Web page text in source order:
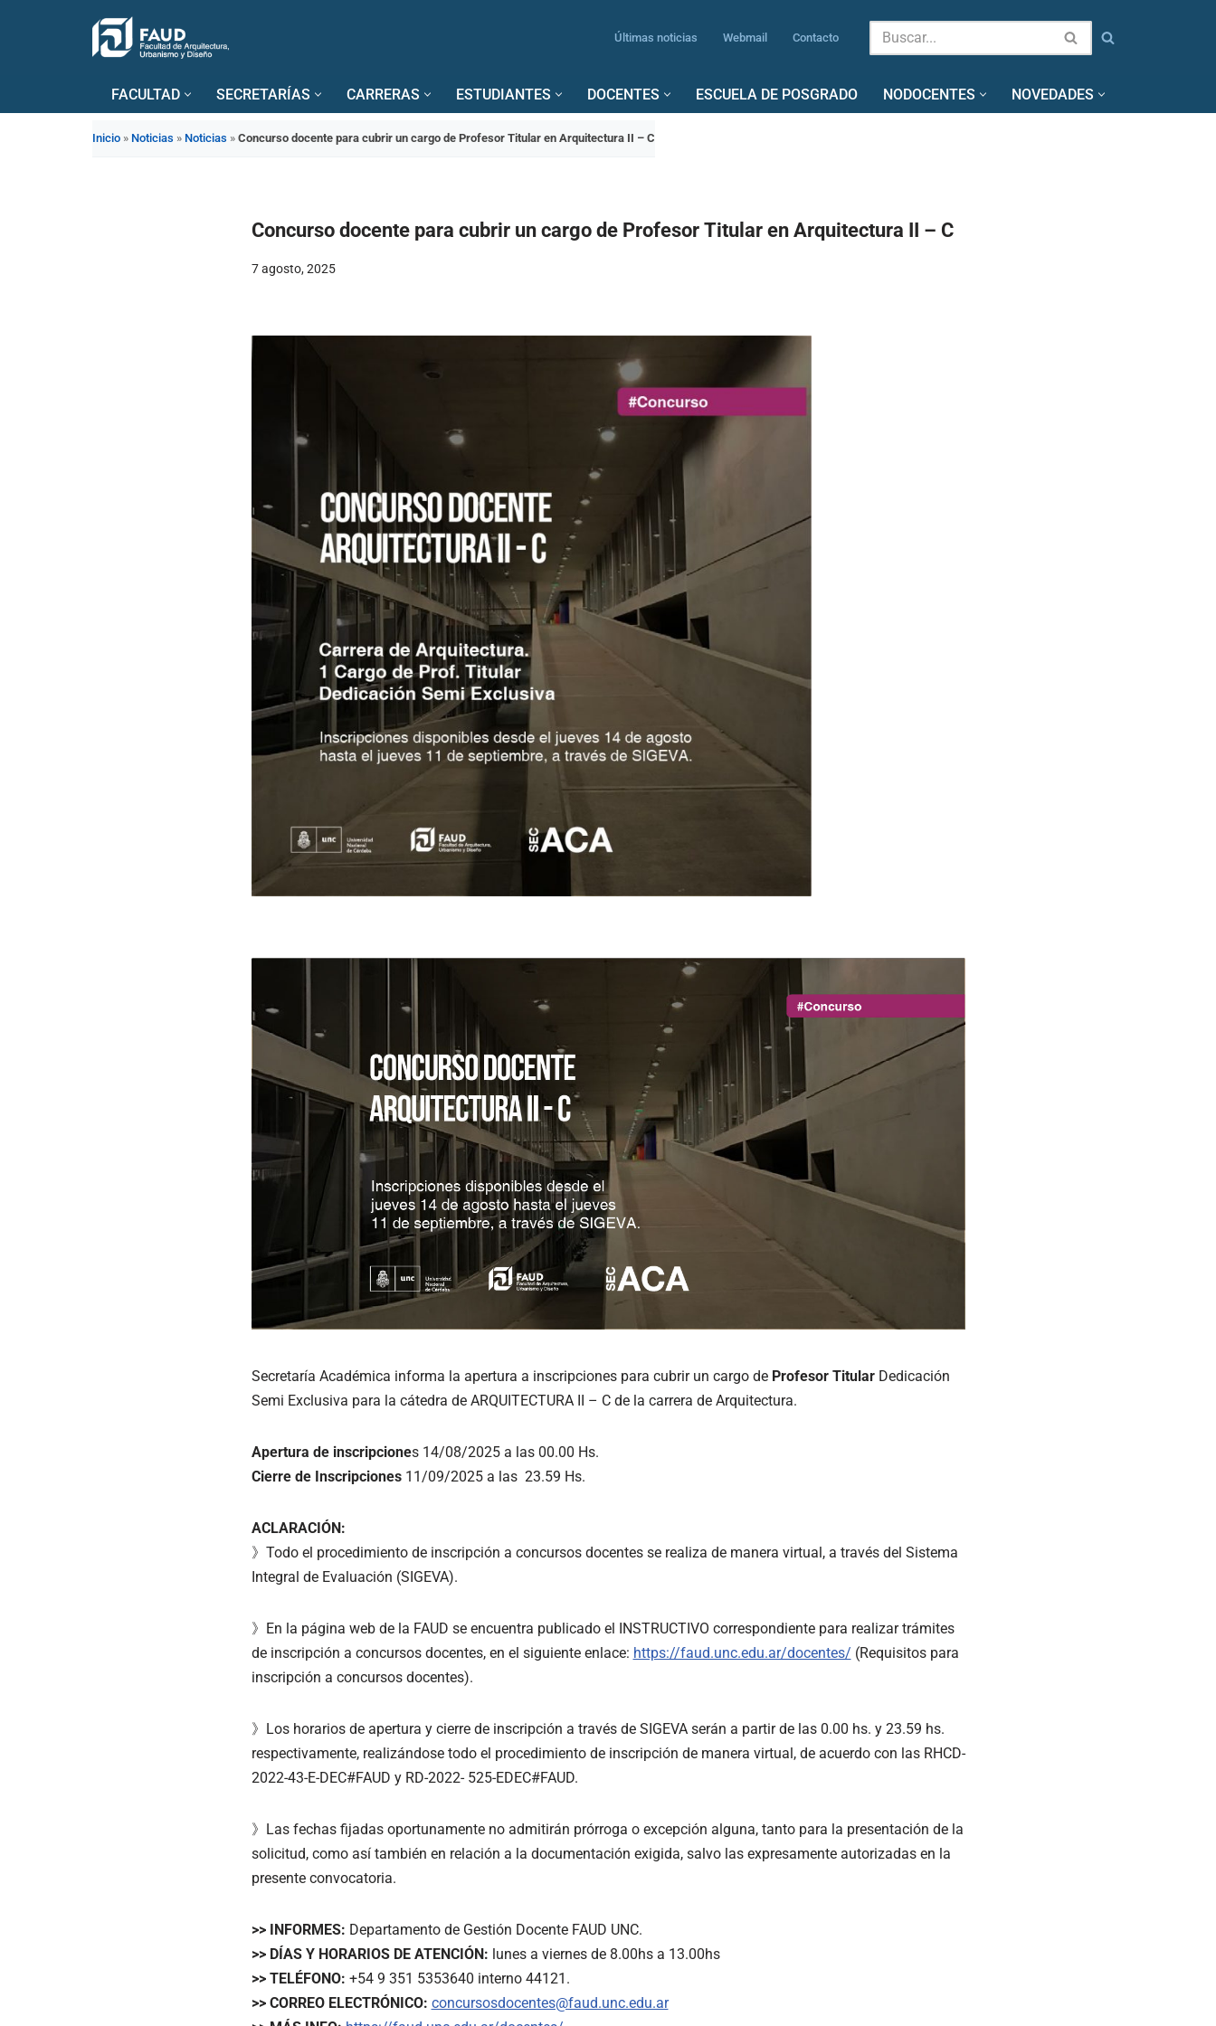
Últimas noticias Webmail Contacto
FACULTAD SECRETARÍAS CARRERAS ESTUDIANTES DOCENTES ESCUELA DE POSGRADO NODOCENTES NOVEDADES
Inicio » Noticias » Noticias » Concurso docente para cubrir un cargo de Profesor Titular en Arquitectura II – C
Concurso docente para cubrir un cargo de Profesor Titular en Arquitectura II – C
7 agosto, 2025
Secretaría Académica informa la apertura a inscripciones para cubrir un cargo de Profesor TitularDedicación
Semi Exclusiva para la cátedra de ARQUITECTURA II – C de la carrera de Arquitectura.
Apertura de inscripciones 14/08/2025 a las 00.00 Hs.
Cierre de Inscripciones11/09/2025 a las 23.59 Hs.
ACLARACIÓN:
》Todo el procedimiento de inscripción a concursos docentes se realiza de manera virtual, a través del Sistema
Integral de Evaluación (SIGEVA).
》En la página web de la FAUD se encuentra publicado el INSTRUCTIVO correspondiente para realizar trámites
de inscripción a concursos docentes, en el siguiente enlace: https://faud.unc.edu.ar/docentes/ (Requisitos para
inscripción a concursos docentes).
》Los horarios de apertura y cierre de inscripción a través de SIGEVA serán a partir de las 0.00 hs. y 23.59 hs.
respectivamente, realizándose todo el procedimiento de inscripción de manera virtual, de acuerdo con las RHCD-
2022-43-E-DEC#FAUD y RD-2022- 525-EDEC#FAUD.
》Las fechas fijadas oportunamente no admitirán prórroga o excepción alguna, tanto para la presentación de la
solicitud, como así también en relación a la documentación exigida, salvo las expresamente autorizadas en la
presente convocatoria.
>> INFORMES: Departamento de Gestión Docente FAUD UNC.
>> DÍAS Y HORARIOS DE ATENCIÓN: lunes a viernes de 8.00hs a 13.00hs
>> TELÉFONO: +54 9 351 5353640 interno 44121.
>> CORREO ELECTRÓNICO: concursosdocentes@faud.unc.edu.ar